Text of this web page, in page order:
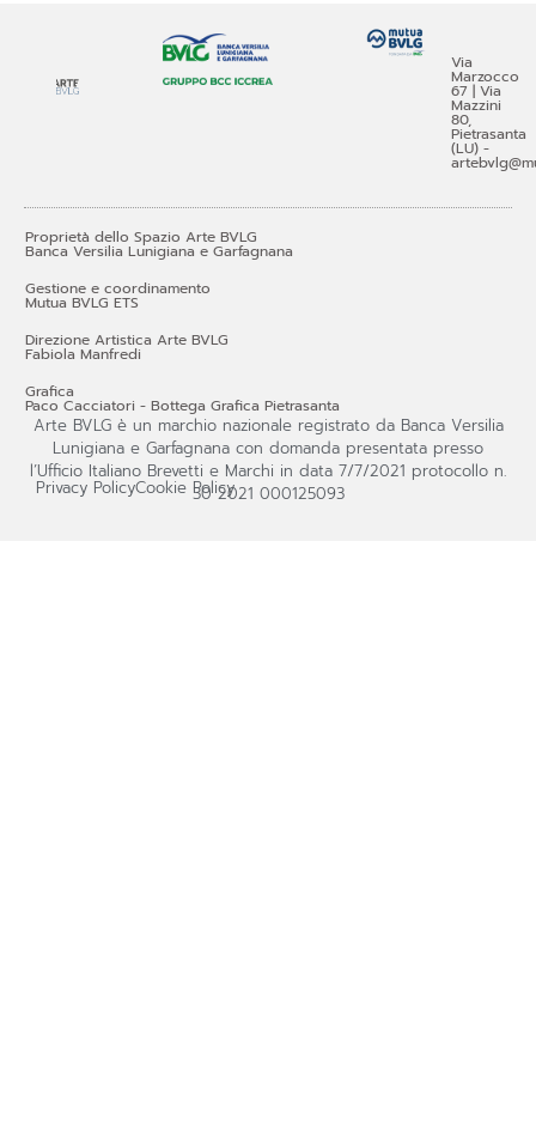
Via
Marzocco
67 | Via
Mazzini
80,
Pietrasanta
(LU) -
Proprietà dello Spazio Arte BVLG
Banca Versilia Lunigiana e Garfagnana
Gestione e coordinamento
Mutua BVLG ETS
Direzione Artistica Arte BVLG
Fabiola Manfredi
Grafica
Paco Cacciatori - Bottega Grafica Pietrasanta
Arte BVLG è un marchio nazionale registrato da Banca Versilia
Lunigiana e Garfagnana con domanda presentata presso
l’Ufficio Italiano Brevetti e Marchi in data 7/7/2021 protocollo n.
30 2021 000125093
Privacy PolicyCookie Policy